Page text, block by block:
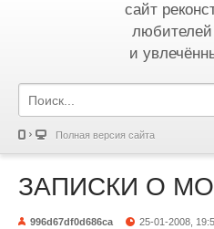
сайт
любителей
и
Полная версия сайта
ЗАПИСКИ О
996d67df0d686ca 25-01-2008,